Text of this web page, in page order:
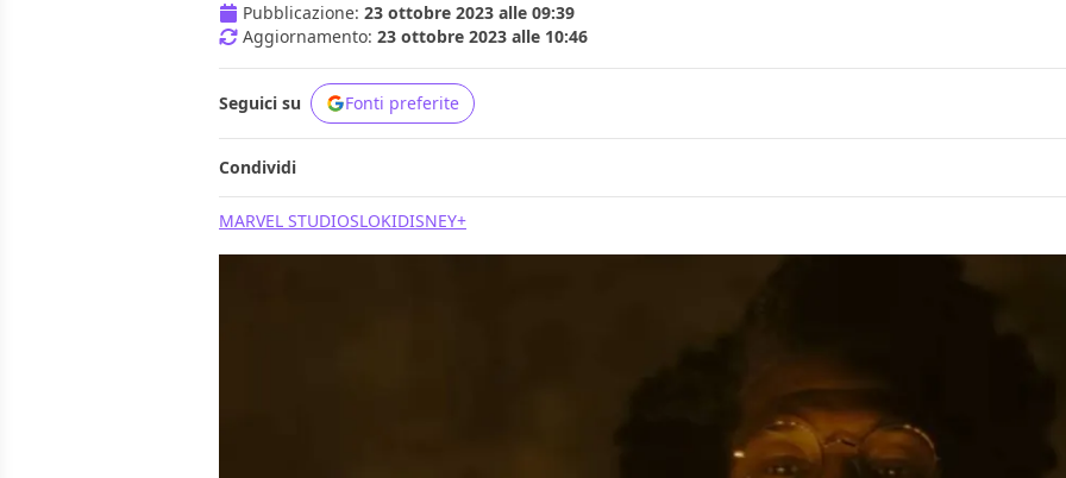
Pubblicazione: 23 ottobre 2023 alle 09:39
Aggiornamento: 23 ottobre 2023 alle 10:46
Seguici su Fonti preferite
Condividi
MARVEL STUDIOSLOKIDISNEY+